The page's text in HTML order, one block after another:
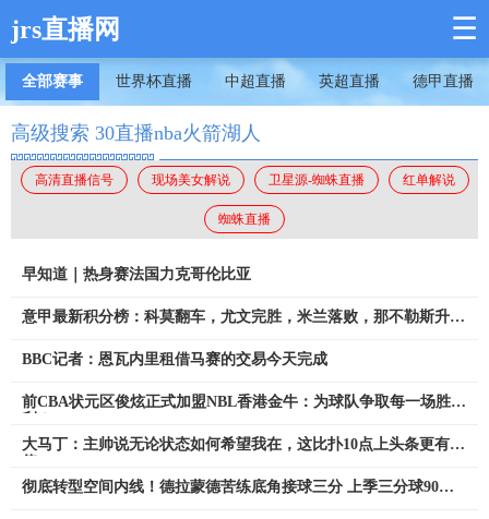
jrs直播网 ☰
全部赛事 世界杯直播 中超直播 英超直播 德甲直播
高级搜索 30直播nba火箭湖人
高清直播信号 现场美女解说 卫星源-蜘蛛直播 红单解说
蜘蛛直播
早知道｜热身赛法国力克哥伦比亚
意甲最新积分榜：科莫翻车，尤文完胜，米兰落败，那不勒斯升第
BBC记者：恩瓦内里租借马赛的交易今天完成
前CBA状元区俊炫正式加盟NBL香港金牛：为球队争取每一场胜
大马丁：主帅说无论状态如何希望我在，这比扑10点上头条更有价
彻底转型空间内线！德拉蒙德苦练底角接球三分 上季三分球90中